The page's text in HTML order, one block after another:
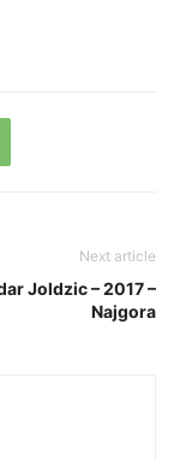
Next article
Joldzic – 2017 –
Najgora